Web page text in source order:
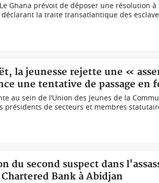
Ghana prévoit de déposer une résolution à
la traite transatlantique des
la jeunesse rejette une «
une tentative de passage en
au sein de l’Union des Jeunes de la
présidents de secteurs et membres
du second suspect dans
Bank à Abidjan